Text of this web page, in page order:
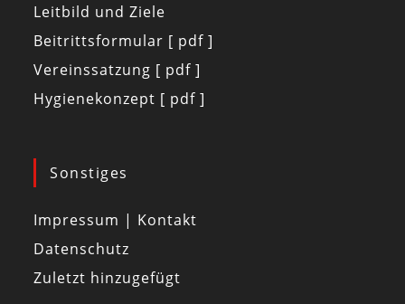
Leitbild und Ziele
Beitrittsformular [ pdf ]
Vereinssatzung [ pdf ]
Hygienekonzept [ pdf ]
Sonstiges
Impressum | Kontakt
Datenschutz
Zuletzt hinzugefügt